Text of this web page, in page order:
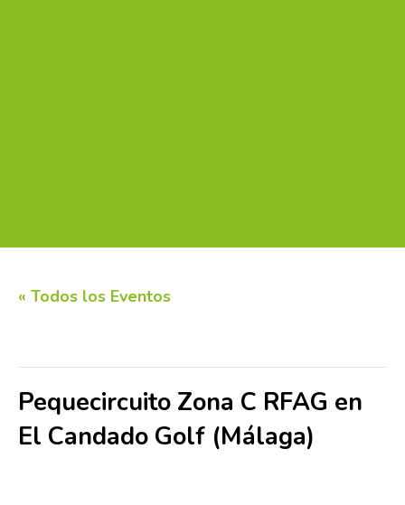
« Todos los Eventos
Pequecircuito Zona C RFAG en
El Candado Golf (Málaga)